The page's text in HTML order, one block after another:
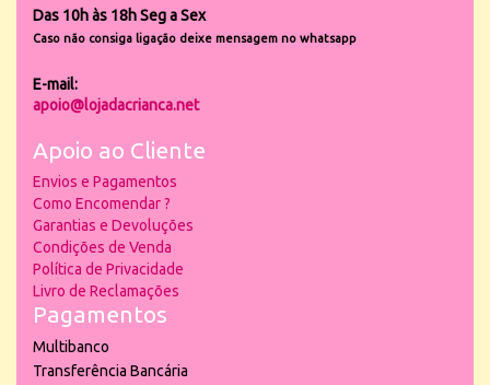
Das 10h às 18h Seg a Sex
Caso não consiga ligação deixe mensagem no whatsapp
E-mail:
apoio@lojadacrianca.net
Apoio ao Cliente
Envios e Pagamentos
Como Encomendar ?
Garantias e Devoluções
Condições de Venda
Política de Privacidade
Livro de Reclamações
Pagamentos
Multibanco
Transferência Bancária